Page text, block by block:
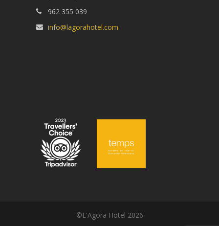
962 355 039
info@lagorahotel.com
©L'Agora Hotel 2026